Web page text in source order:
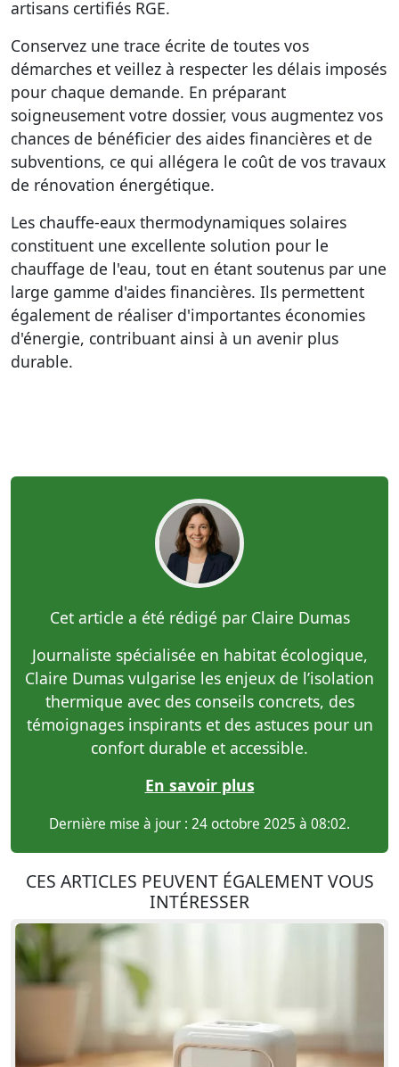
artisans certifiés RGE.
Conservez une trace écrite de toutes vos
démarches et veillez à respecter les délais imposés
pour chaque demande. En préparant
soigneusement votre dossier, vous augmentez vos
chances de bénéficier des aides financières et de
subventions, ce qui allégera le coût de vos travaux
de rénovation énergétique.
Les chauffe-eaux thermodynamiques solaires
constituent une excellente solution pour le
chauffage de l'eau, tout en étant soutenus par une
large gamme d'aides financières. Ils permettent
également de réaliser d'importantes économies
d'énergie, contribuant ainsi à un avenir plus
durable.
Cet article a été rédigé par Claire Dumas
Journaliste spécialisée en habitat écologique,
Claire Dumas vulgarise les enjeux de l’isolation
thermique avec des conseils concrets, des
témoignages inspirants et des astuces pour un
confort durable et accessible.
En savoir plus
Dernière mise à jour : 24 octobre 2025 à 08:02.
CES ARTICLES PEUVENT ÉGALEMENT VOUS
INTÉRESSER